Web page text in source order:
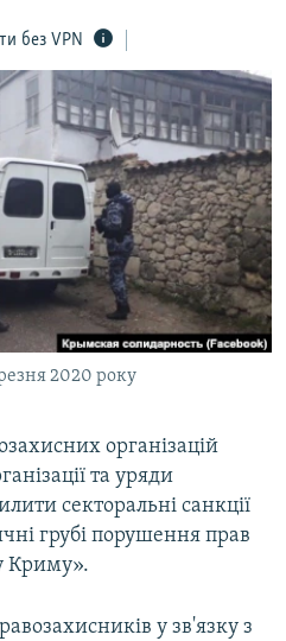
без VPN
2020 року
організацій
та уряди
секторальні санкції
грубі порушення прав
Криму».
у зв'язку з